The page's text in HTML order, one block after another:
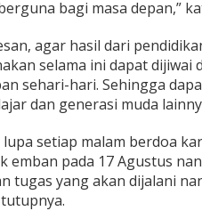
m
u
h
bagi masa depan,”
agar hasil dari
selama ini dapat dijiwai
sehari-hari. Sehingga
dan generasi muda
lupa setiap malam berdoa
emban pada 17 Agustus
tugas yang akan dijalani